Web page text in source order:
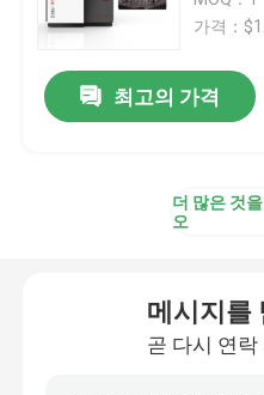
가격：
최고의 가격
더 많은 것
오
메시지를
곧 다시 연